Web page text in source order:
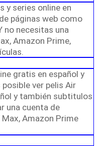
y series online en
páginas web como
no necesitas una
Amazon Prime,
gratis en español y
ver pelis Air
y también subtitulos
una cuenta de
Amazon Prime